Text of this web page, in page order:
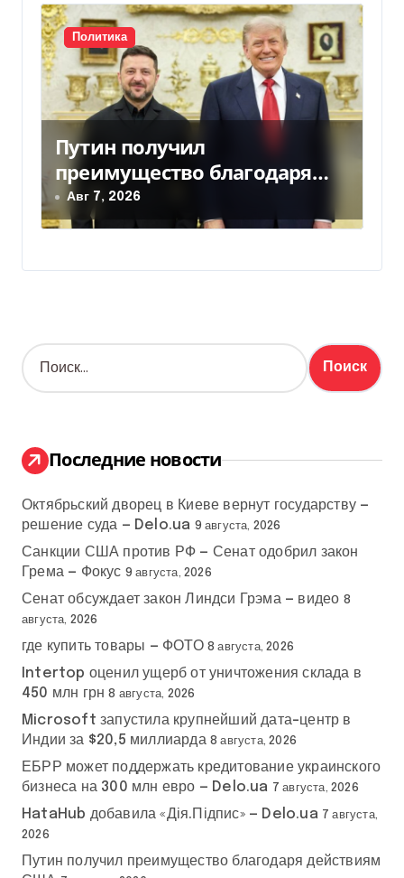
Политика
Путин получил
преимущество благодаря
действиям США
Авг 7, 2026
Н
а
:
Последние новости
Октябрьский дворец в Киеве вернут государству —
решение суда — Delo.ua 9 августа, 2026
Санкции США против РФ — Сенат одобрил закон
Грема — Фокус 9 августа, 2026
Сенат обсуждает закон Линдси Грэма — видео 8
августа, 2026
где купить товары — ФОТО 8 августа, 2026
Intertop оценил ущерб от уничтожения склада в
450 млн грн 8 августа, 2026
Microsoft запустила крупнейший дата-центр в
Индии за $20,5 миллиарда 8 августа, 2026
ЕБРР может поддержать кредитование украинского
бизнеса на 300 млн евро — Delo.ua 7 августа, 2026
HataHub добавила «Дія.Підпис» — Delo.ua 7 августа,
2026
Путин получил преимущество благодаря действиям